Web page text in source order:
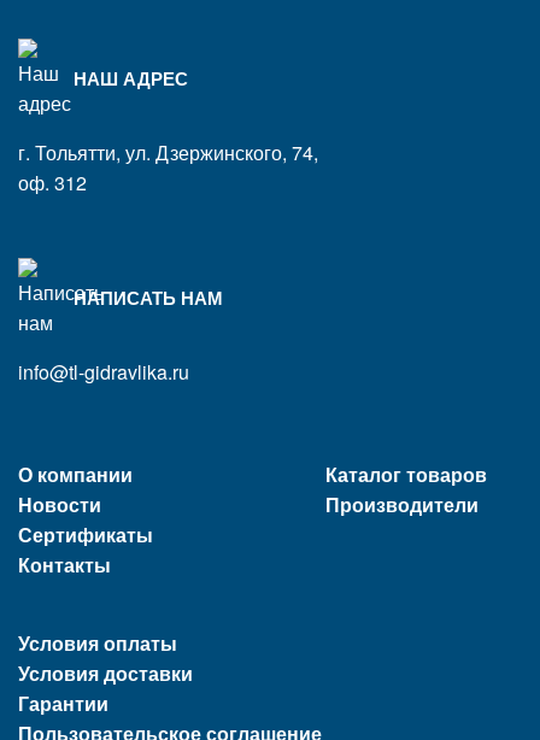
НАШ АДРЕС
г. Тольятти, ул. Дзержинского, 74,
оф. 312
НАПИСАТЬ НАМ
info@tl-gidravlika.ru
О компании
Новости
Сертификаты
Контакты
Условия оплаты
Условия доставки
Гарантии
Пользовательское соглашение
Каталог товаров
Производители